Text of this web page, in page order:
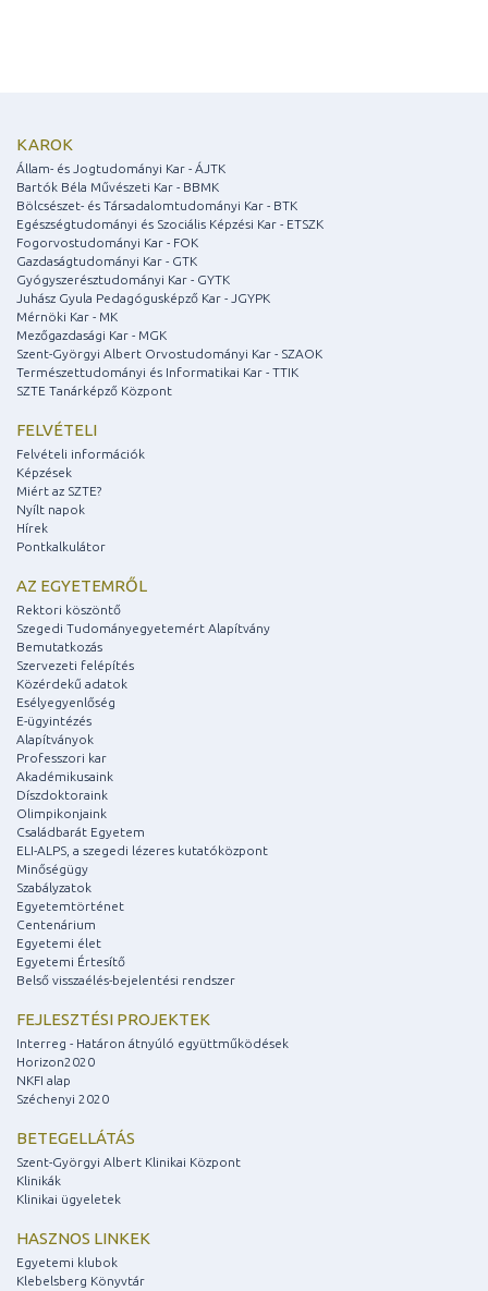
KAROK
Állam- és Jogtudományi Kar - ÁJTK
Bartók Béla Művészeti Kar - BBMK
Bölcsészet- és Társadalomtudományi Kar - BTK
Egészségtudományi és Szociális Képzési Kar - ETSZK
Fogorvostudományi Kar - FOK
Gazdaságtudományi Kar - GTK
Gyógyszerésztudományi Kar - GYTK
Juhász Gyula Pedagógusképző Kar - JGYPK
Mérnöki Kar - MK
Mezőgazdasági Kar - MGK
Szent-Györgyi Albert Orvostudományi Kar - SZAOK
Természettudományi és Informatikai Kar - TTIK
SZTE Tanárképző Központ
FELVÉTELI
Felvételi információk
Képzések
Miért az SZTE?
Nyílt napok
Hírek
Pontkalkulátor
AZ EGYETEMRŐL
Rektori köszöntő
Szegedi Tudományegyetemért Alapítvány
Bemutatkozás
Szervezeti felépítés
Közérdekű adatok
Esélyegyenlőség
E-ügyintézés
Alapítványok
Professzori kar
Akadémikusaink
Díszdoktoraink
Olimpikonjaink
Családbarát Egyetem
ELI-ALPS, a szegedi lézeres kutatóközpont
Minőségügy
Szabályzatok
Egyetemtörténet
Centenárium
Egyetemi élet
Egyetemi Értesítő
Belső visszaélés-bejelentési rendszer
FEJLESZTÉSI PROJEKTEK
Interreg - Határon átnyúló együttműködések
Horizon2020
NKFI alap
Széchenyi 2020
BETEGELLÁTÁS
Szent-Györgyi Albert Klinikai Központ
Klinikák
Klinikai ügyeletek
HASZNOS LINKEK
Egyetemi klubok
Klebelsberg Könyvtár